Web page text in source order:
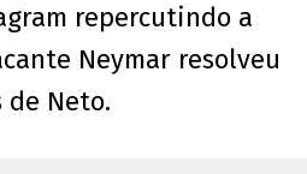
repercutindo a
Neymar resolveu
de Neto.